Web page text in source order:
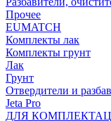
Прочее
EUMATCH
Комплекты лак
Комплекты грунт
Лак
Грунт
Отвердители и
Jeta Pro
ДЛЯ